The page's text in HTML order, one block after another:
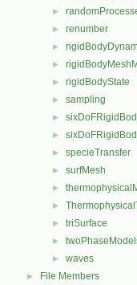
►
► renumber
►
►
► rigidBodyState
► sampling
►
►
► specieTransfer
► surfMesh
►
►
► triSurface
►
► waves
► File Members